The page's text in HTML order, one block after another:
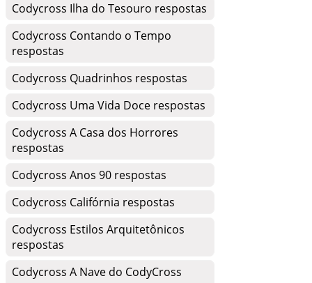
Codycross Ilha do Tesouro respostas
Codycross Contando o Tempo
respostas
Codycross Quadrinhos respostas
Codycross Uma Vida Doce respostas
Codycross A Casa dos Horrores
respostas
Codycross Anos 90 respostas
Codycross Califórnia respostas
Codycross Estilos Arquitetônicos
respostas
Codycross A Nave do CodyCross